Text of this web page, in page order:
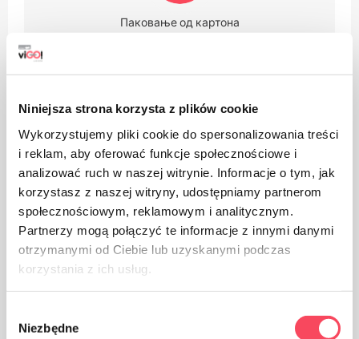
Niniejsza strona korzysta z plików cookie
Wykorzystujemy pliki cookie do spersonalizowania treści
i reklam, aby oferować funkcje społecznościowe i
analizować ruch w naszej witrynie. Informacje o tym, jak
korzystasz z naszej witryny, udostępniamy partnerom
społecznościowym, reklamowym i analitycznym.
Partnerzy mogą połączyć te informacje z innymi danymi
otrzymanymi od Ciebie lub uzyskanymi podczas
korzystania z ich usług.
zgody
Niezbędne
Паковање од картона
Производ треба заштитити од влаге
Производ треба заштитити од сунчеве светлости